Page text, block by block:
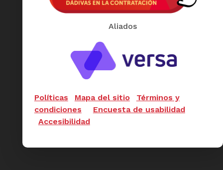
Aliados
Políticas Mapa del sitio
Términos y
condiciones
Encuesta de usabilidad
Accesibilidad